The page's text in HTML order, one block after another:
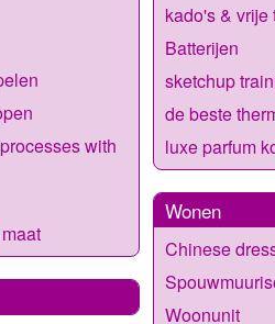
with
kado's & vrije
Batterijen
sketchup
de beste
luxe parfum
Wonen
Chinese
Woonunit